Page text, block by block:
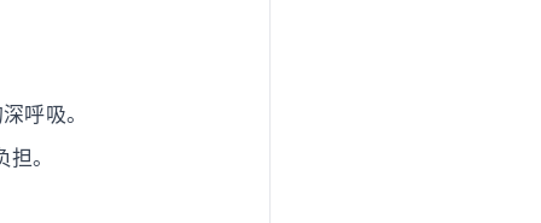
呼吸。
。